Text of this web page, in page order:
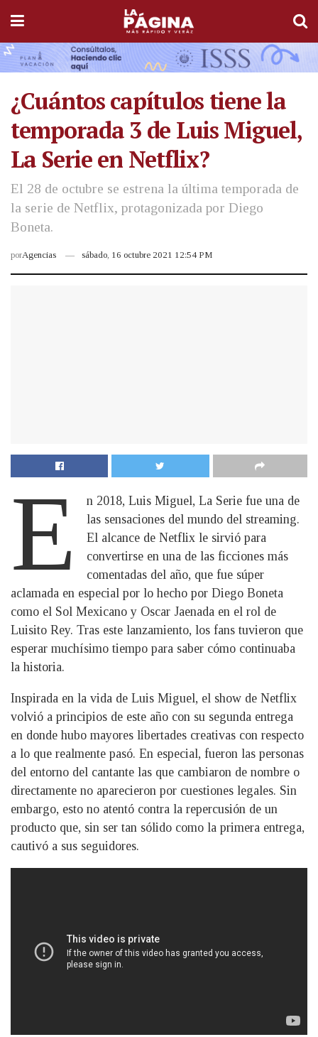
¿Cuántos capítulos tiene la
temporada 3 de Luis Miguel,
La Serie en Netflix?
El 28 de octubre se estrena la última temporada de
la serie de Netflix, protagonizada por Diego
Boneta.
porAgencias sábado, 16 octubre 2021 12:54 PM
E
n 2018, Luis Miguel, La Serie fue una de
las sensaciones del mundo del streaming.
El alcance de Netflix le sirvió para
convertirse en una de las ficciones más
comentadas del año, que fue súper
aclamada en especial por lo hecho por Diego Boneta
como el Sol Mexicano y Oscar Jaenada en el rol de
Luisito Rey. Tras este lanzamiento, los fans tuvieron que
esperar muchísimo tiempo para saber cómo continuaba
la historia.
Inspirada en la vida de Luis Miguel, el show de Netflix
volvió a principios de este año con su segunda entrega
en donde hubo mayores libertades creativas con respecto
a lo que realmente pasó. En especial, fueron las personas
del entorno del cantante las que cambiaron de nombre o
directamente no aparecieron por cuestiones legales. Sin
embargo, esto no atentó contra la repercusión de un
producto que, sin ser tan sólido como la primera entrega,
cautivó a sus seguidores.